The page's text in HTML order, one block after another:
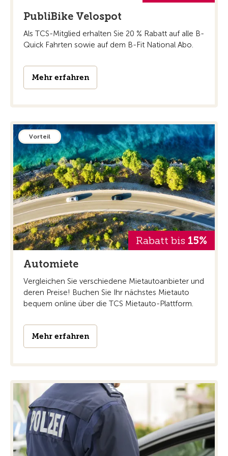
PubliBike Velospot
Als TCS-Mitglied erhalten Sie 20 % Rabatt auf alle B-
Quick Fahrten sowie auf dem B-Fit National Abo.
Mehr erfahren
Vorteil
Rabatt bis 15%
Automiete
Vergleichen Sie verschiedene Mietautoanbieter und
deren Preise! Buchen Sie Ihr nächstes Mietauto
bequem online über die TCS Mietauto-Plattform.
Mehr erfahren